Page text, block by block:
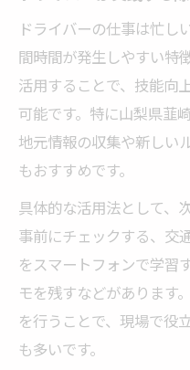
ドライバーの仕事は忙し
間時間が発生しやすい特
活用することで、技能向
可能です。特に山梨県韮
地元情報の収集や新しい
もおすすめです。
具体的な活用法として、
事前にチェックする、交
をスマートフォンで学習
モを残すなどがあります
を行うことで、現場で役
も多いです。